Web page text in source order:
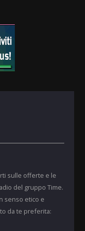
sulle offerte e le
del gruppo Time.
senso etico e
da te preferita: